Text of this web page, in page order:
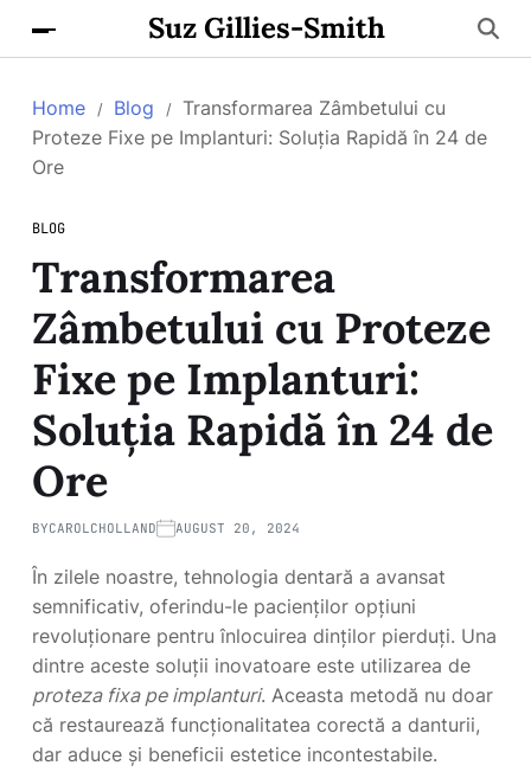
Suz Gillies-Smith
Home Blog
Transformarea Zâmbetului cu
Proteze Fixe pe Implanturi: Soluția Rapidă în 24 de
Ore
BLOG
Transformarea
Zâmbetului cu Proteze
Fixe pe Implanturi:
Soluția Rapidă în 24 de
Ore
BYCAROLCHOLLAND AUGUST 20, 2024
În zilele noastre, tehnologia dentară a avansat
semnificativ, oferindu-le pacienților opțiuni
revoluționare pentru înlocuirea dinților pierduți. Una
dintre aceste soluții inovatoare este utilizarea de
proteza fixa pe implanturi. Aceasta metodă nu doar
că restaurează funcționalitatea corectă a danturii,
dar aduce și beneficii estetice incontestabile.